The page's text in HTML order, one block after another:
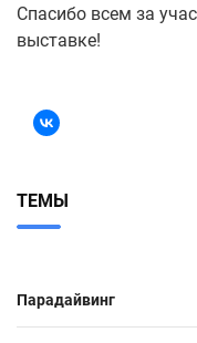
Спасибо всем за
выставке!
ТЕМЫ
Парадайвинг